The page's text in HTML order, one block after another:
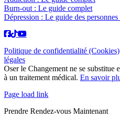
Burn-out : Le guide complet
Dépression : Le guide des personnes
Politique de confidentialité (Cookies)
légales
Oser le Changement ne se substitue
à un traitement médical. En savoir
Page load link
Prendre Rendez-vous Maintenant